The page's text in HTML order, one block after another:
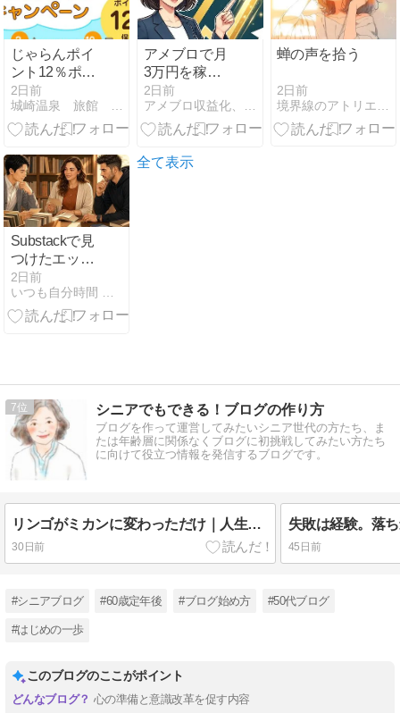
じゃらんポイ
ント12％ポイ
ントアップキ
ャンペーン
★8月14日ま
2日前
城崎温泉 旅館 喜楽の若旦那ブログ
アメブロで月
3万円を稼ぐ
ための失敗回
避と収益化ス
テップ完全ガ
2日前
アメブロ収益化、最短で成果を出す裏技
蝉の声を拾う
2日前
Substackで見
つけたエッセ
イ｜今日のエ
ッセイ・ラッ
ク Vol.27
2日前
いつも自分時間 Geminiと日常
全て表示
7 シニアでもできる！ブログの作り方
ブログを作って運営してみたいシニア世代の方たち、ま
たは年齢層に関係なくブログに初挑戦してみたい方たち
に向けて役立つ情報を発信するブログです。
リンゴがミカンに変わっただけ｜人生は、同じテーマを形を変えて運んでくる
30日前 45日前
#シニアブログ #60歳定年後 #ブログ始め方 #50代ブログ
#はじめの一歩
このブログのここがポイント
心の準備と意識改革を促す内容